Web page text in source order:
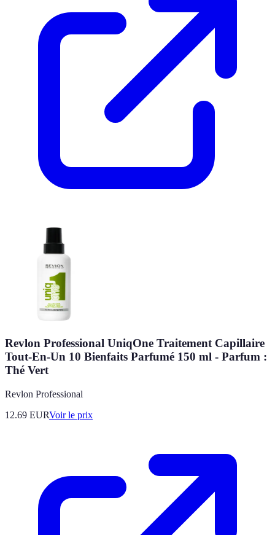
Revlon Professional UniqOne Traitement Capillaire
Tout-En-Un 10 Bienfaits Parfumé 150 ml - Parfum :
Thé Vert
Revlon Professional
12.69 EURVoir le prix